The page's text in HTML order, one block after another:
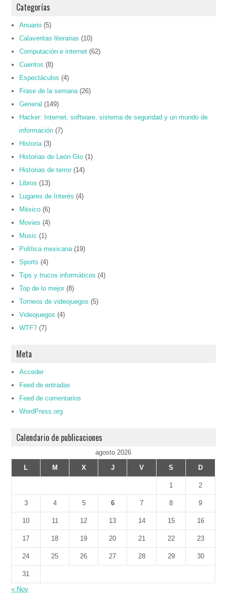
Categorías
Anuario (5)
Calaveritas literarias (10)
Computación e internet (62)
Cuentos (8)
Espectáculos (4)
Frase de la semana (26)
General (149)
Hacker: Internet, software, sistema de seguridad y un mundo de
información (7)
Historia (3)
Historias de León Gto (1)
Historias de terror (14)
Libros (13)
Lugares de Interés (4)
México (6)
Movies (4)
Music (1)
Política mexicana (19)
Sports (4)
Tips y trucos informáticos (4)
Top de lo mejor (8)
Torneos de videojuegos (5)
Videojuegos (4)
WTF? (7)
Meta
Acceder
Feed de entradas
Feed de comentarios
WordPress.org
Calendario de publicaciones
agosto 2026
L
M X J V S D
1 2
3 4 5 6 7 8 9
10 11 12 13 14 15 16
17 18 19 20 21 22 23
24 25 26 27 28 29 30
31
« Nov